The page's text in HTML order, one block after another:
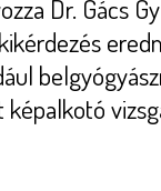
Dr. Gács